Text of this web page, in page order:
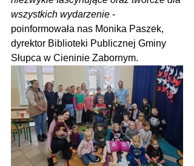
wszystkich wydarzenie -
poinformowała nas Monika Paszek,
dyrektor Biblioteki Publicznej Gminy
Słupca w Cieninie Zabornym.